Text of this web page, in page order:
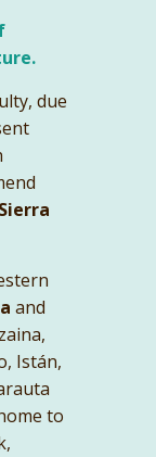
due
Sierra
and
Istán,
to